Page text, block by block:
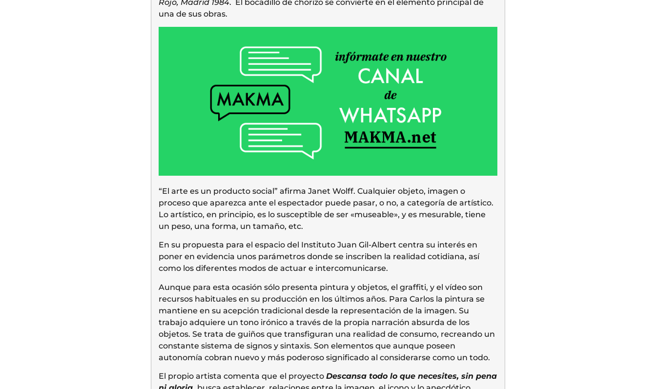
Rojo, Madrid 1984. El bocadillo de chorizo se convierte en el elemento principal de
una de sus obras.
“El arte es un producto social” afirma Janet Wolff. Cualquier objeto, imagen o
proceso que aparezca ante el espectador puede pasar, o no, a categoría de artístico.
Lo artístico, en principio, es lo susceptible de ser «museable», y es mesurable, tiene
un peso, una forma, un tamaño, etc.
En su propuesta para el espacio del Instituto Juan Gil-Albert centra su interés en
poner en evidencia unos parámetros donde se inscriben la realidad cotidiana, así
como los diferentes modos de actuar e intercomunicarse.
Aunque para esta ocasión sólo presenta pintura y objetos, el graffiti, y el vídeo son
recursos habituales en su producción en los últimos años. Para Carlos la pintura se
mantiene en su acepción tradicional desde la representación de la imagen. Su
trabajo adquiere un tono irónico a través de la propia narración absurda de los
objetos. Se trata de guiños que transfiguran una realidad de consumo, recreando un
constante sistema de signos y sintaxis. Son elementos que aunque poseen
autonomía cobran nuevo y más poderoso significado al considerarse como un todo.
El propio artista comenta que el proyecto Descansa todo lo que necesites, sin pena